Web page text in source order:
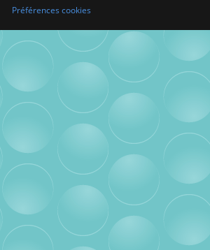
Préférences cookies